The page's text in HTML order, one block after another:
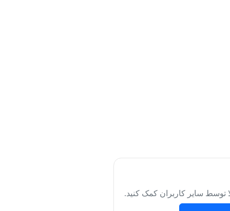
توسط سایر کاربران کمک کنید.